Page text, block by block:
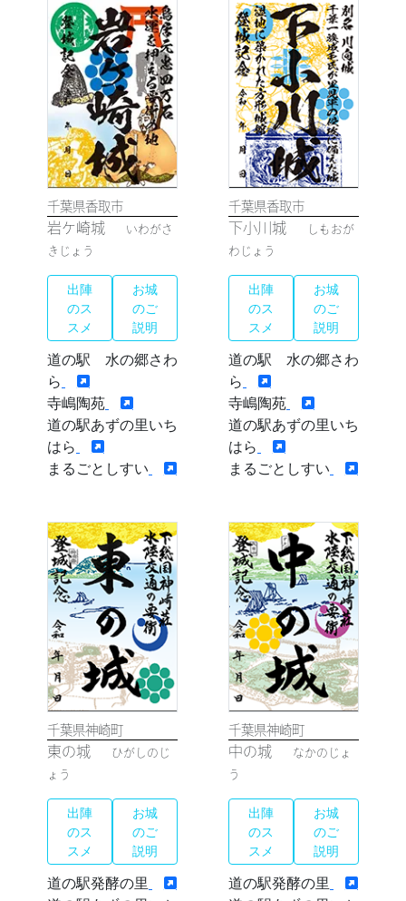
千葉県香取市
岩ケ崎城
いわがさ
きじょう
出陣
のス
スメ
お城
のご
説明
道の駅 水の郷さわ
ら
寺嶋陶苑
道の駅あずの里いち
はら
まるごとしすい
千葉県香取市
下小川城
しもおが
わじょう
出陣
のス
スメ
お城
のご
説明
道の駅 水の郷さわ
ら
寺嶋陶苑
道の駅あずの里いち
はら
まるごとしすい
千葉県神崎町
東の城
ひがしのじ
ょう
出陣
のス
スメ
お城
のご
説明
道の駅発酵の里
千葉県神崎町
中の城
なかのじょ
う
出陣
のス
スメ
お城
のご
説明
道の駅発酵の里